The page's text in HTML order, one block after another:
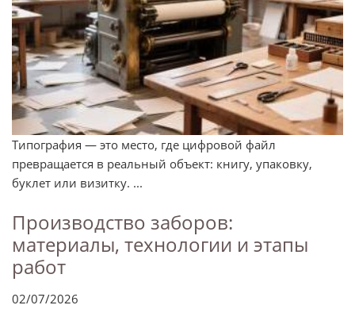
Типография — это место, где цифровой файл
превращается в реальный объект: книгу, упаковку,
буклет или визитку. ...
Производство заборов:
материалы, технологии и этапы
работ
02/07/2026